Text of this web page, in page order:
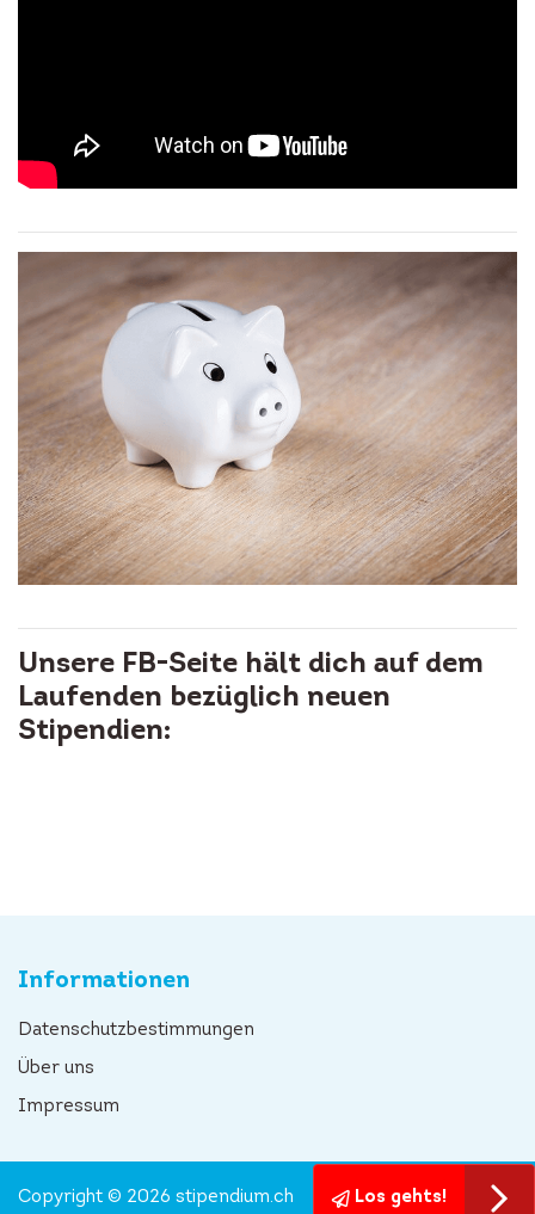
Unsere FB-Seite hält dich auf dem
Laufenden bezüglich neuen
Stipendien:
Informationen
Datenschutzbestimmungen
Über uns
Impressum
Los gehts!
Copyright © 2026 stipendium.ch